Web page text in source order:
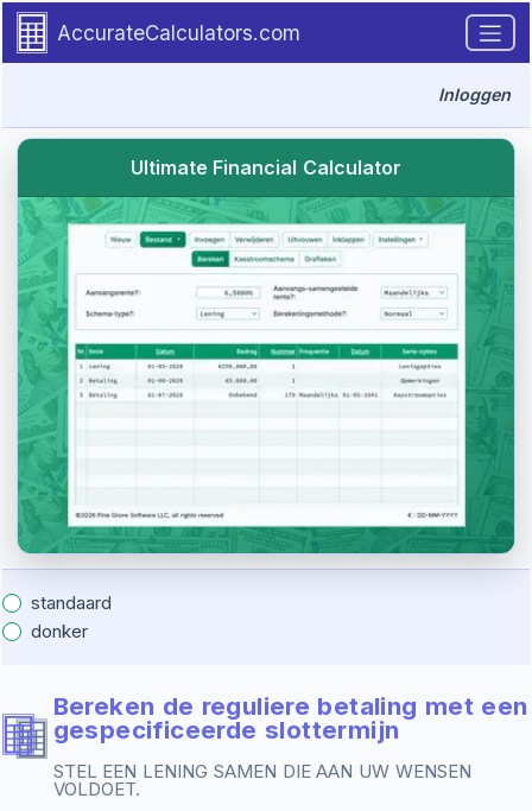
Go to tutorial content
AccurateCalculators.com
Inloggen
Ultimate Financial Calculator
standaard
donker
Bereken de reguliere betaling met een
gespecificeerde slottermijn
STEL EEN LENING SAMEN DIE AAN UW WENSEN
VOLDOET.